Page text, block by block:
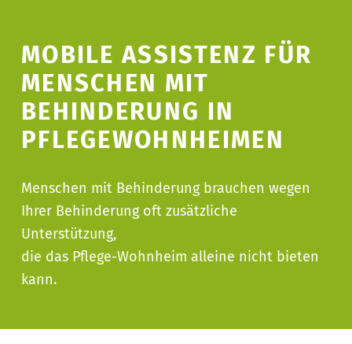
MOBILE ASSISTENZ FÜR
MENSCHEN MIT
BEHINDERUNG IN
PFLEGEWOHNHEIMEN
Menschen mit Behinderung brauchen wegen
Ihrer Behinderung oft zusätzliche
Unterstützung,
die das Pflege-Wohnheim alleine nicht bieten
kann.